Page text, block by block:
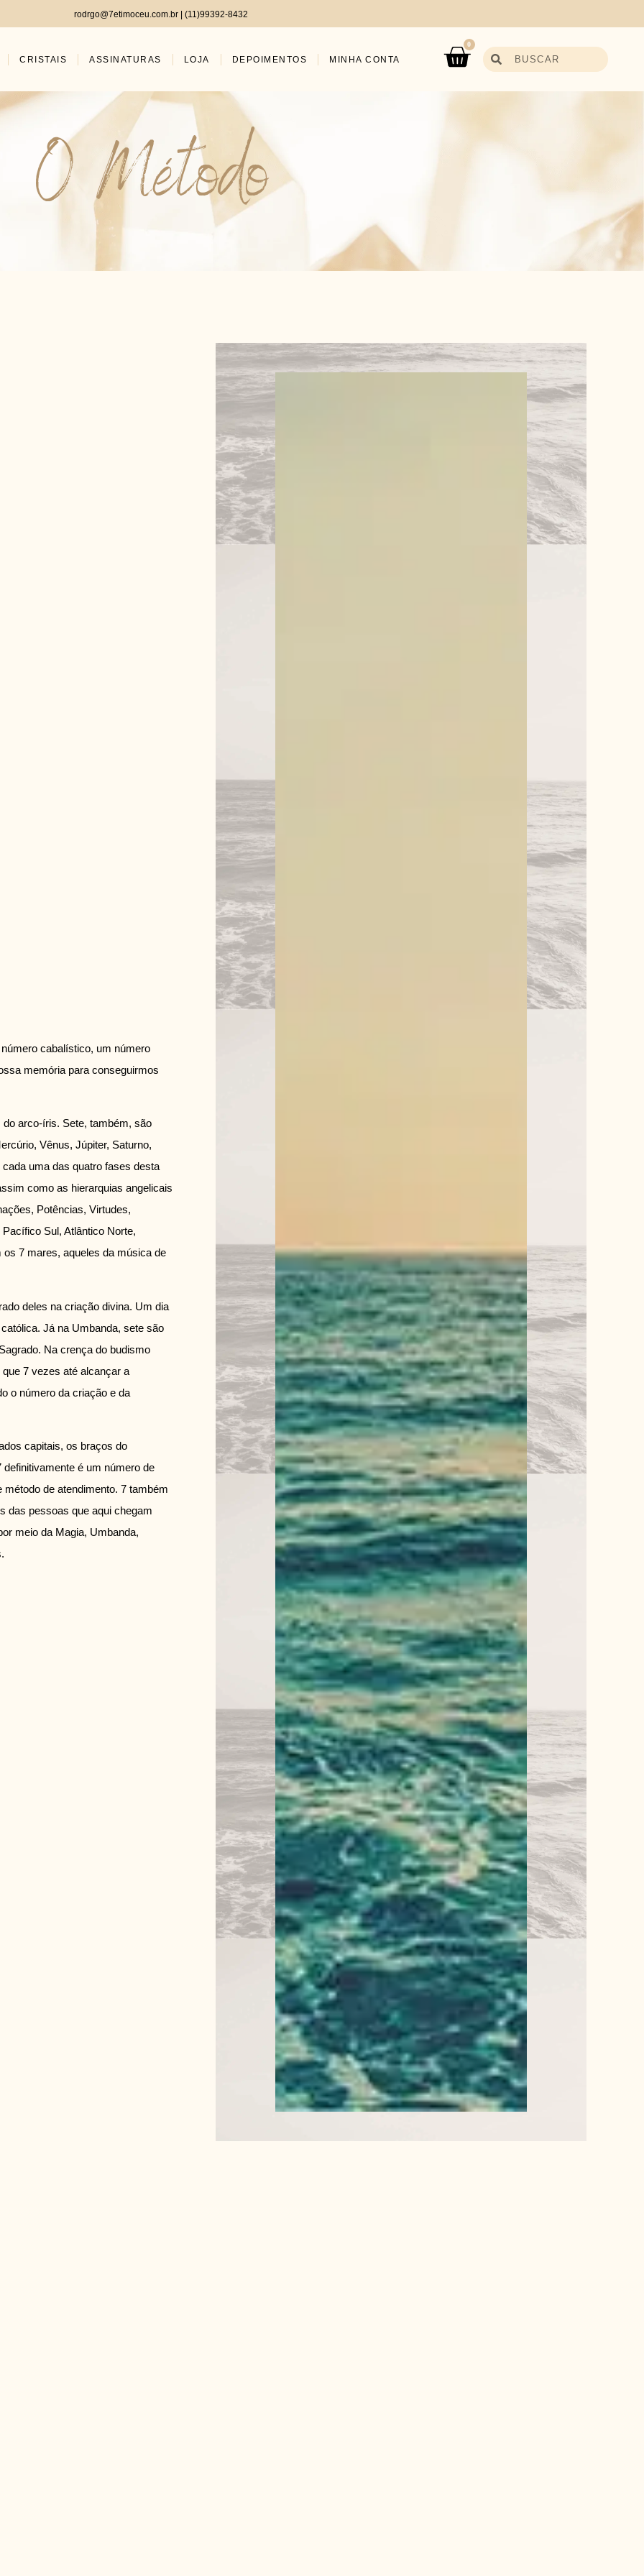
rodrgo@7etimoceu.com.br | (11)99392-8432
CRISTAIS ASSINATURAS LOJA DEPOIMENTOS MINHA CONTA
0
O Método
cabalístico, um número
memória para conseguirmos
arco-íris. Sete, também, são
Vênus, Júpiter, Saturno,
uma das quatro fases desta
como as hierarquias angelicais
Potências, Virtudes,
Sul, Atlântico Norte,
7 mares, aqueles da música de
deles na criação divina. Um dia
Já na Umbanda, sete são
Na crença do budismo
7 vezes até alcançar a
o número da criação e da
capitais, os braços do
é um número de
de atendimento. 7 também
das pessoas que aqui chegam
meio da Magia, Umbanda,